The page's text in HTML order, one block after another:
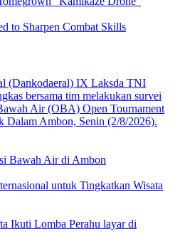
to Sharpen Combat Skills
Bawah Air di Ambon
untuk Tingkatkan Wisata
Ikuti Lomba Perahu layar di